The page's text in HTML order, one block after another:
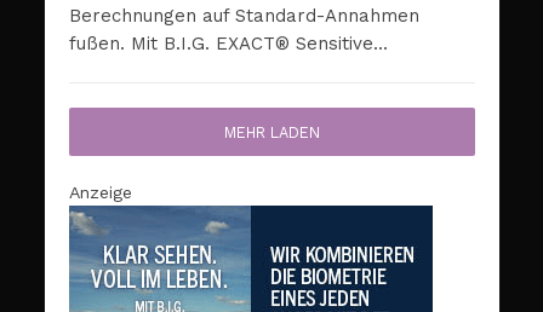
Berechnungen auf Standard-Annahmen
fußen. Mit B.I.G. EXACT® Sensitive...
MEHR LADEN
Anzeige